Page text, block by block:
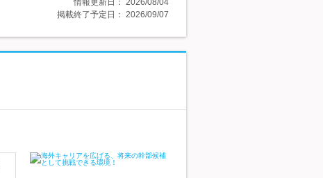
情報更新日： 2026/08/04
掲載終了予定日： 2026/09/07